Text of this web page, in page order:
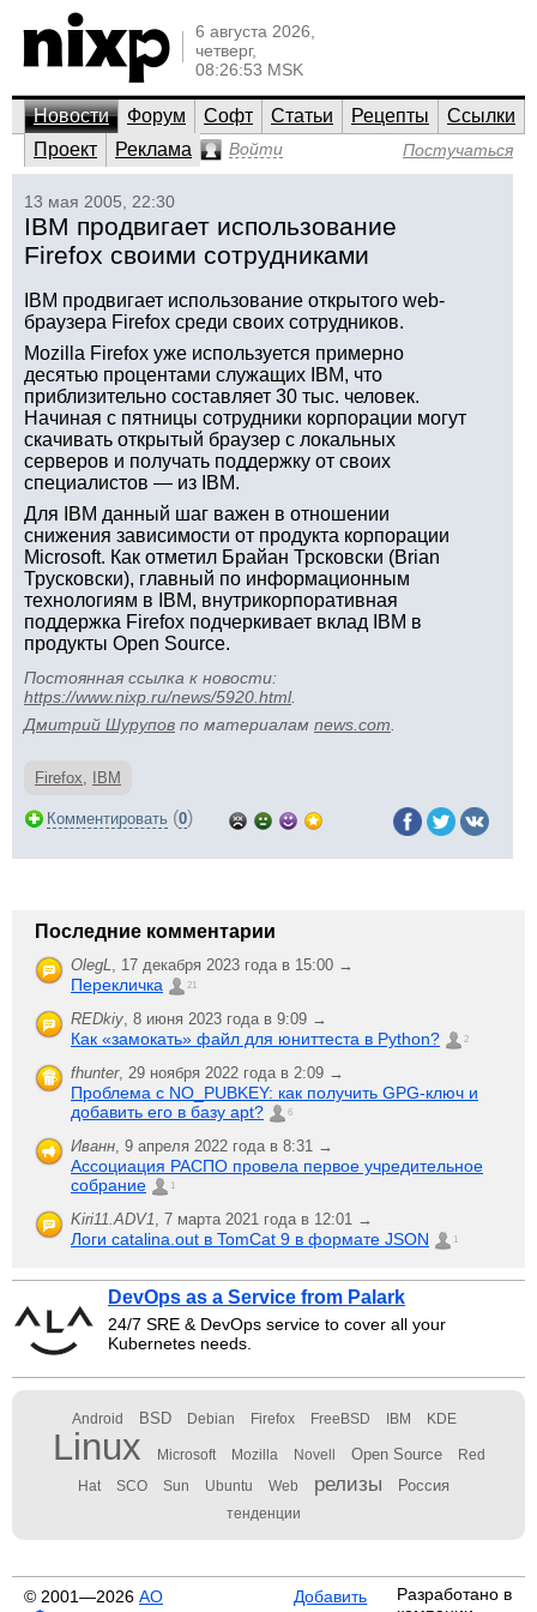
6 августа 2026,
четверг,
08:26:53 MSK
Новости Форум Софт Статьи Рецепты
Ссылки
Проект
Реклама Войти Постучаться
13 мая 2005, 22:30
IBM продвигает использование
Firefox своими сотрудниками
IBM продвигает использование открытого web-
браузера Firefox среди своих сотрудников.
Mozilla Firefox уже используется примерно
десятью процентами служащих IBM, что
приблизительно составляет 30 тыс. человек.
Начиная с пятницы сотрудники корпорации могут
скачивать открытый браузер с локальных
серверов и получать поддержку от своих
специалистов — из IBM.
Для IBM данный шаг важен в отношении
снижения зависимости от продукта корпорации
Microsoft. Как отметил Брайан Трсковски (Brian
Трусковски), главный по информационным
технологиям в IBM, внутрикорпоративная
поддержка Firefox подчеркивает вклад IBM в
продукты Open Source.
Постоянная ссылка к новости:
https://www.nixp.ru/news/5920.html.
Дмитрий Шурупов по материалам news.com
Firefox, IBM
Комментировать (0)
Последние комментарии
OlegL, 17 декабря 2023 года в 15:00 →
Перекличка 21
REDkiy, 8 июня 2023 года в 9:09 →
Как «замокать» файл для юниттеста в Python? 2
fhunter, 29 ноября 2022 года в 2:09 →
Проблема с NO_PUBKEY: как получить GPG-ключ и
добавить его в базу apt?
6
Иванн, 9 апреля 2022 года в 8:31 →
Ассоциация РАСПО провела первое учредительное
собрание
1
Kiri11.ADV1, 7 марта 2021 года в 12:01 →
Логи catalina.out в TomCat 9 в формате JSON 1
DevOps as a Service from Palark
24/7 SRE & DevOps service to cover all your
Kubernetes needs.
Android BSD Debian Firefox FreeBSD IBM KDE
Linux Microsoft Mozilla Novell Open Source Red
Hat SCO Sun Ubuntu Web релизы Россия
тенденции
© 2001—2026 АО
Добавить
Разработано в